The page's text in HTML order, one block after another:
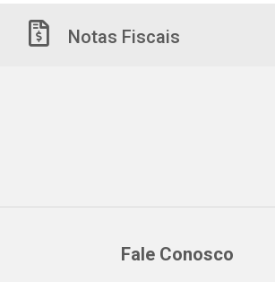
Notas Fiscais
Fale Conosco